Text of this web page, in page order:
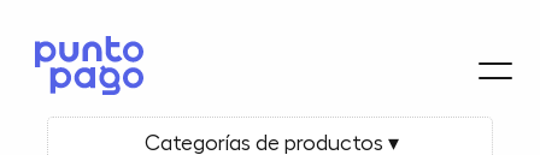
Categorías de productos ▾